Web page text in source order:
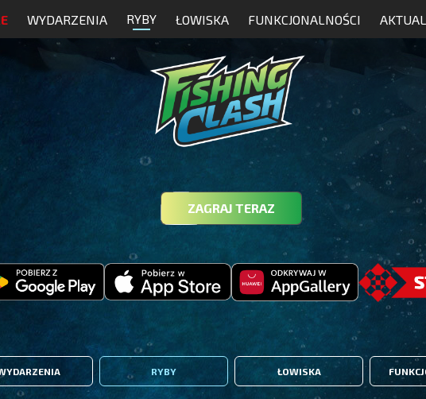
WYDARZENIA RYBY ŁOWISKA FUNKCJONALNOŚCI
ZAGRAJ TERAZ
RYBY ŁOWISKA